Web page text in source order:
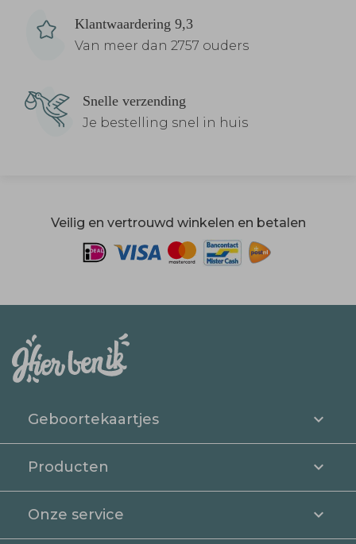
Klantwaardering 9,3
Van meer dan 2757 ouders
Snelle verzending
Je bestelling snel in huis
Veilig en vertrouwd winkelen en betalen
Geboortekaartjes
Producten
Onze service